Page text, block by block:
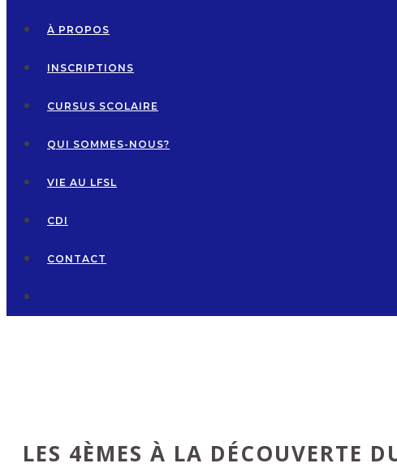
À PROPOS
INSCRIPTIONS
CURSUS SCOLAIRE
QUI SOMMES-NOUS?
VIE AU LFSL
CDI
CONTACT
LES 4ÈMES À LA DÉCOUVERTE